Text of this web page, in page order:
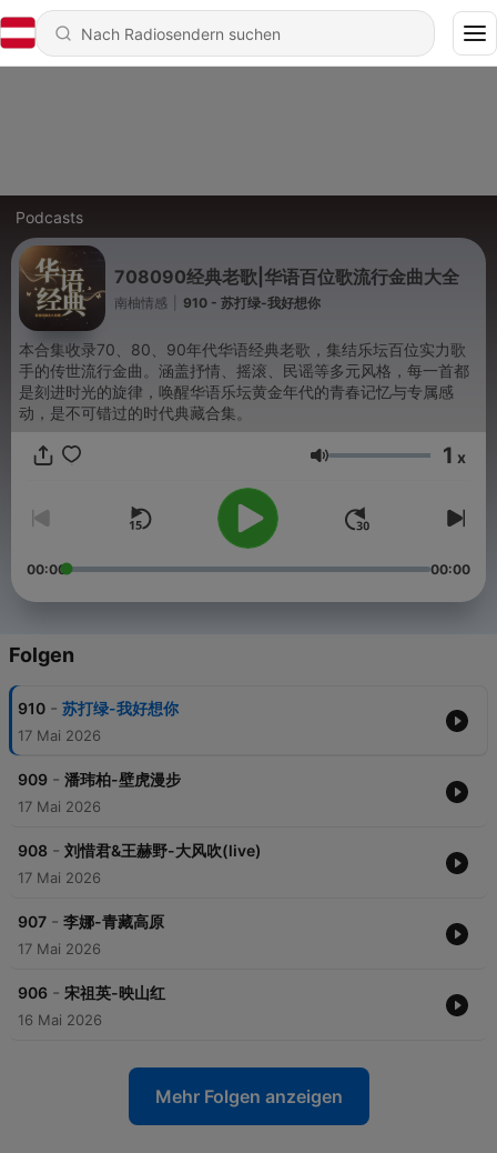
Podcasts
708090经典老歌|华语百位歌流行金曲大全
南柚情感 910 - 苏打绿-我好想你
本合集收录70、80、90年代华语经典老歌，集结乐坛百位实力歌
手的传世流行金曲。涵盖抒情、摇滚、民谣等多元风格，每一首都
是刻进时光的旋律，唤醒华语乐坛黄金年代的青春记忆与专属感
动，是不可错过的时代典藏合集。
Lautstärke 1 x
00:00 00:00
Folgen
910 - 苏打绿-我好想你
17 Mai 2026
909 - 潘玮柏-壁虎漫步
17 Mai 2026
908 - 刘惜君&王赫野-大风吹(live)
17 Mai 2026
907 - 李娜-青藏高原
17 Mai 2026
906 - 宋祖英-映山红
16 Mai 2026
Mehr Folgen anzeigen